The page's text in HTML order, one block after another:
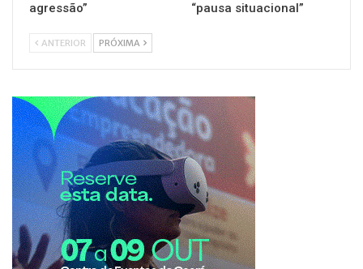
agressão”
“pausa situacional”
ANTERIOR PRÓXIMA